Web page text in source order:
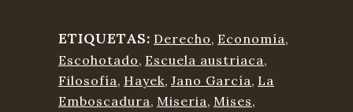
ETIQUETAS: Derecho, Economía,
Escohotado, Escuela austriaca,
Filosofía, Hayek, Jano García, La
Emboscadura, Miseria, Mises,